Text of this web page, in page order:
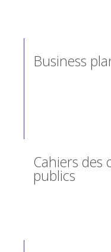
Business
Cahiers des
publics